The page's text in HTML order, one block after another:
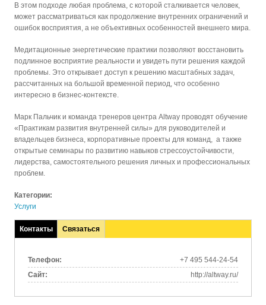
В этом подходе любая проблема, с которой сталкивается человек,
может рассматриваться как продолжение внутренних ограничений и
ошибок восприятия, а не объективных особенностей внешнего мира.
Медитационные энергетические практики позволяют восстановить
подлинное восприятие реальности и увидеть пути решения каждой
проблемы. Это открывает доступ к решению масштабных задач,
рассчитанных на большой временной период, что особенно
интересно в бизнес-контексте.
Марк Пальчик и команда тренеров центра Altway проводят обучение
«Практикам развития внутренней силы» для руководителей и
владельцев бизнеса, корпоративные проекты для команд, а также
открытые семинары по развитию навыков стрессоустойчивости,
лидерства, самостоятельного решения личных и профессиональных
проблем.
Категории:
Услуги
Контакты
(активная
Связаться
Телефон:
+7 495 544-24-54
Сайт:
http://altway.ru/